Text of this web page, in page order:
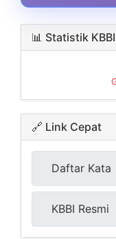
📊 Statistik KBBI
🔗 Link Cepat
Daftar Kata
KBBI Resmi